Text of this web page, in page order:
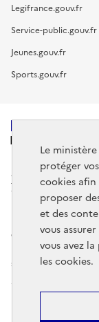
Le
protéger
cookies afin
proposer
et des
vous
vous avez
les cookies.
Legifrance.gouv.fr
Service-public.gouv.fr
Jeunes.gouv.fr
Sports.gouv.fr
MINISTÈRE
DE
NATIONALE
data.gouv.fr
service-